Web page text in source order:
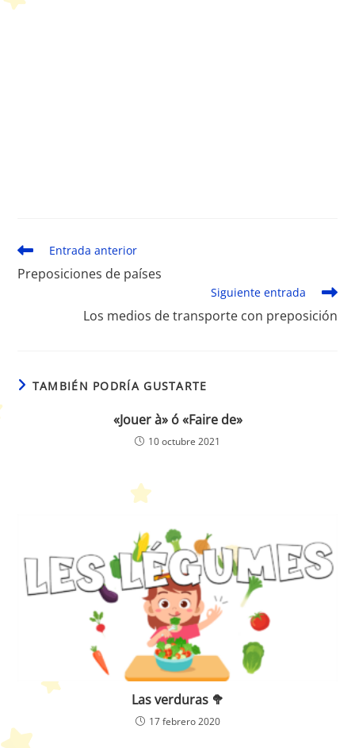
Leer
artículos
Entrada anterior
Preposiciones de países
Siguiente entrada
Los medios de transporte con preposición
TAMBIÉN PODRÍA GUSTARTE
«Jouer à» ó «Faire de»
10 octubre 2021
Las verduras 🥦
17 febrero 2020